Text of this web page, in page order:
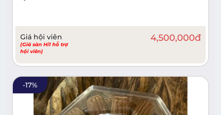
Giá hội viên
(Giá sàn Hi1 hỗ trợ
hội viên)
4,500,000đ
-17%